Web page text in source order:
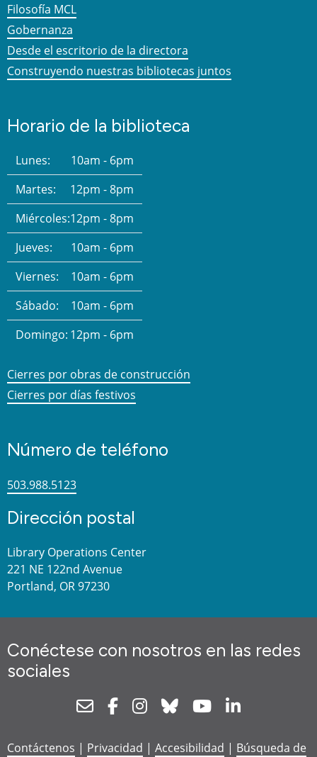
Filosofía MCL
Gobernanza
Desde el escritorio de la directora
Construyendo nuestras bibliotecas juntos
Horario de la biblioteca
Lunes:
10am - 6pm
Martes:
12pm - 8pm
Miércoles:12pm - 8pm
Jueves:
10am - 6pm
Viernes:
10am - 6pm
Sábado:
10am - 6pm
Domingo: 12pm - 6pm
Cierres por obras de construcción
Cierres por días festivos
Número de teléfono
503.988.5123
Dirección postal
Library Operations Center
221 NE 122nd Avenue
Portland, OR 97230
Conéctese con nosotros en las redes
sociales
NewsletterFacebookInstagram
Bluesky Youtube
Contáctenos | Privacidad | Accesibilidad | Búsqueda de